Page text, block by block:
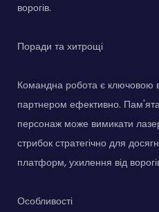
ворогів.
Поради та хитрощі
Командна робота є ключовою в
партнером ефективно.
персонаж може вимикати
стрибок стратегічно для
платформ, ухилення від
Особливості